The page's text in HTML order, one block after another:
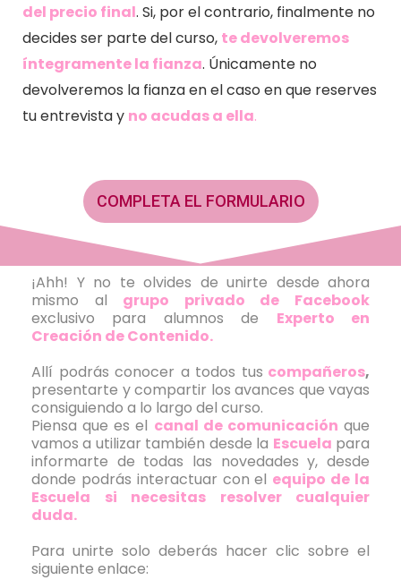
del precio final. Si, por el contrario, finalmente no
decides ser parte del curso, te devolveremos
íntegramente la fianza. Únicamente no
devolveremos la fianza en el caso en que reserves
tu entrevista y no acudas a ella.
COMPLETA EL FORMULARIO
¡Ahh! Y no te olvides de unirte desde ahora
mismo al grupo privado de Facebook
exclusivo para alumnos de Experto en
Creación de Contenido.
Allí podrás conocer a todos tus compañeros,
presentarte y compartir los avances que vayas
consiguiendo a lo largo del curso.
Piensa que es el canal de comunicación que
vamos a utilizar también desde la Escuela para
informarte de todas las novedades y, desde
donde podrás interactuar con el equipo de la
Escuela si necesitas resolver cualquier
duda.
Para unirte solo deberás hacer clic sobre el
siguiente enlace: